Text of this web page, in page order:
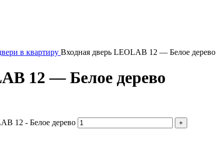
в квартиру Входная дверь LEOLAB 12 — Белое дерево
12 — Белое дерево
12 - Белое дерево